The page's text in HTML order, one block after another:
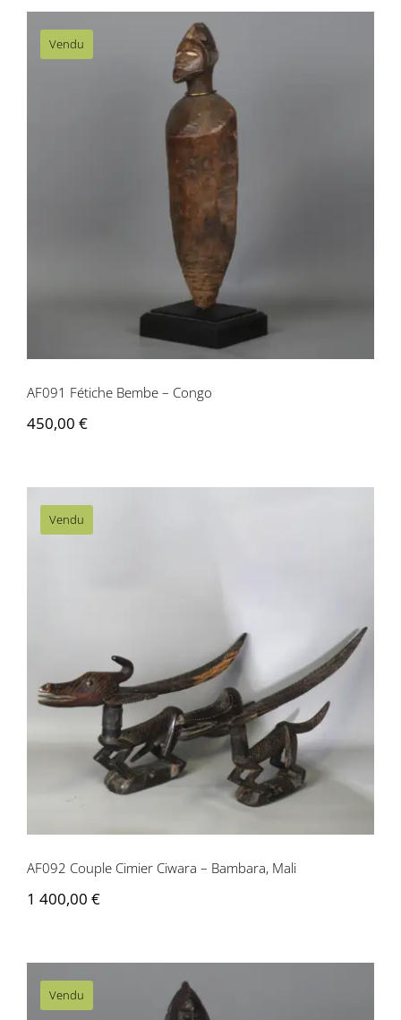
Vendu
AF091 Fétiche Bembe – Congo
AF091 Fétiche Bembe – Congo
450,00 €
Vendu
AF092 Couple Cimier Ciwara – Bambara,
Mali
AF092 Couple Cimier Ciwara – Bambara, Mali
1 400,00 €
Vendu